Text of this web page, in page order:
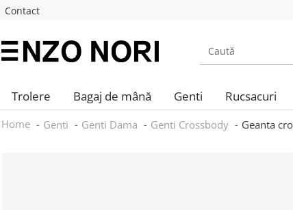
Contact
Trolere Bagaj de mână Genti Rucsacuri
Home Genti Genti Dama Genti Crossbody Geanta